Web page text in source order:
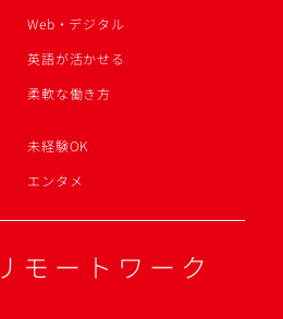
Web・デジタル
英語が活かせる
柔軟な働き方
未経験OK
エンタメ
モートワーク